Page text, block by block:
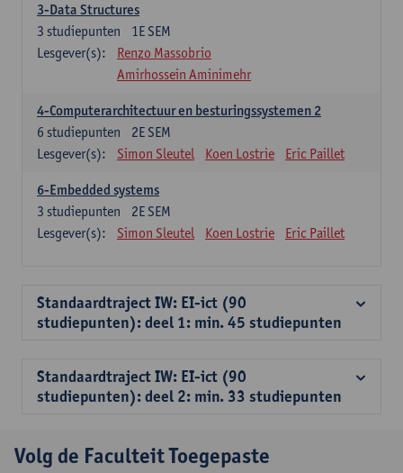
3-Data Structures
1E SEM
3 studiepunten
Lesgever(s):
Renzo Massobrio
Amirhossein Aminimehr
4-Computerarchitectuur en besturingssystemen 2
2E SEM
6 studiepunten
Lesgever(s):
Simon Sleutel Koen Lostrie Eric Paillet
6-Embedded systems
2E SEM
3 studiepunten
Lesgever(s):
Simon Sleutel Koen Lostrie Eric Paillet
Standaardtraject IW: EI-ict (90
studiepunten): deel 1: min. 45 studiepunten
Standaardtraject IW: EI-ict (90
studiepunten): deel 2: min. 33 studiepunten
Volg de Faculteit Toegepaste